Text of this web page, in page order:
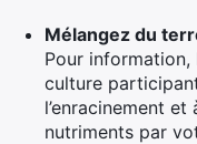
Mélangez du
Pour
culture
l’enracinement
nutriments par